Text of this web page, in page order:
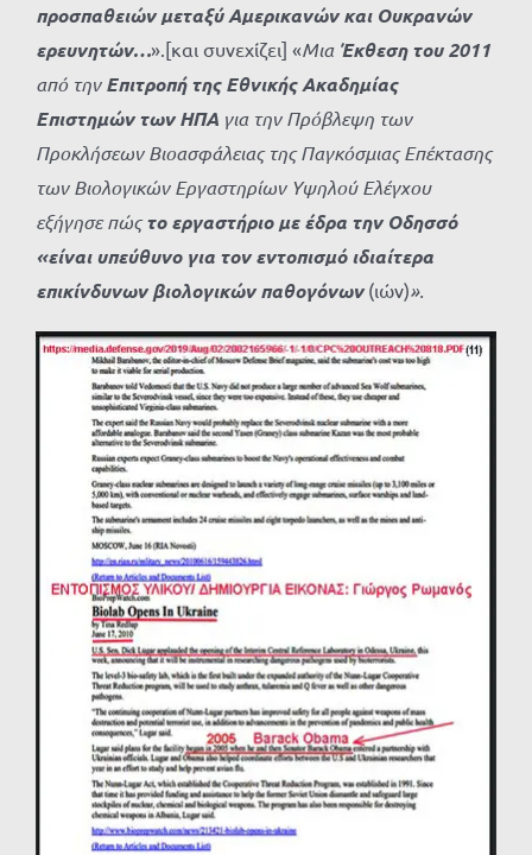
προσπαθειών μεταξύ Αμερικανών και Ουκρανών
ερευνητών…».[και συνεχίζει] «Μια Έκθεση του 2011
από τηνΕπιτροπή της Εθνικής Ακαδημίας
Επιστημών των ΗΠΑ για την Πρόβλεψη των
Προκλήσεων Βιοασφάλειας της Παγκόσμιας Επέκτασης
των Βιολογικών Εργαστηρίων Υψηλού Ελέγχου
εξήγησε πώςτο εργαστήριο με έδρα την Οδησσό
«είναι υπεύθυνο για τον εντοπισμό ιδιαίτερα
επικίνδυνων βιολογικών παθογόνων (ιών)».